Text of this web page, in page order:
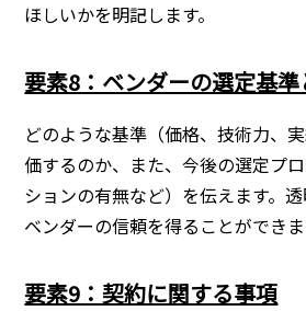
ほしいかを明記します。
要素8：ベンダーの選定基
どのような基準（価格、技術力、
価するのか、また、今後の選定プ
ションの有無など）を伝えます。透
ベンダーの信頼を得ることができま
要素9：契約に関する事項